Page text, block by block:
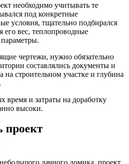
необходимо учитывать те
под конкретные
условия, тщательно подбирался
его вес, теплопроводные
чертежи, нужно обязательно
составлялись документы и
на строительном участке и глубина
время и затраты на доработку
высоки.
проект